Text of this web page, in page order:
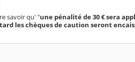
savoir qu' "une pénalité de 30 € sera
les chèques de caution seront